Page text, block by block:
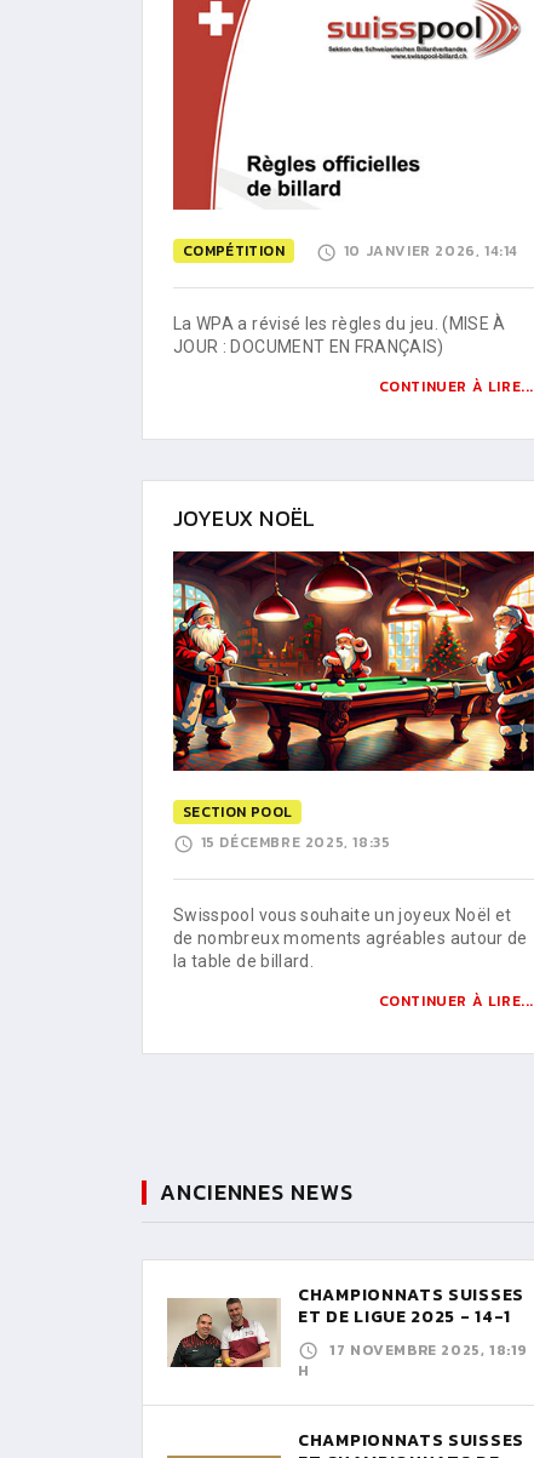
COMPÉTITION 10 JANVIER 2026, 14:14
La WPA a révisé les règles du jeu. (MISE À
JOUR : DOCUMENT EN FRANÇAIS)
CONTINUER À LIRE...
JOYEUX NOËL
SECTION POOL
15 DÉCEMBRE 2025, 18:35
Swisspool vous souhaite un joyeux Noël et
de nombreux moments agréables autour de
la table de billard.
CONTINUER À LIRE...
ANCIENNES NEWS
CHAMPIONNATS SUISSES
ET DE LIGUE 2025 - 14-1
17 NOVEMBRE 2025, 18:19
H
CHAMPIONNATS SUISSES